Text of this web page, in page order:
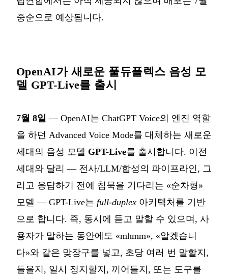
중순으로 예상됩니다.
OpenAI가 새로운 풀듀플렉스 음성 모
델 GPT-Live를 출시
7월 8일 — OpenAI는 ChatGPT Voice의 엔진 역할
을 하던 Advanced Voice Mode를 대체하는 새로운
세대의 음성 모델 GPT-Live를 출시합니다. 이전
세대와 달리 — 전사/LLM/합성의 파이프라인, 그
리고 응답하기 전에 침묵을 기다리는 «순차형»
모델 — GPT-Live는 full-duplex 아키텍처를 기반
으로 합니다. 즉, 동시에 듣고 말할 수 있으며, 사
용자가 말하는 동안에도 «mhmm», «알겠습니
다»와 같은 맞장구를 넣고, 초당 여러 번 말할지,
들을지, 일시 정지할지, 끼어들지, 또는 도구를